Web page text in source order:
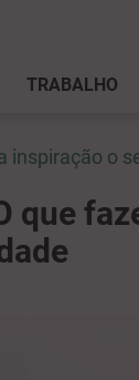
TRABALHO
inspiração o
que